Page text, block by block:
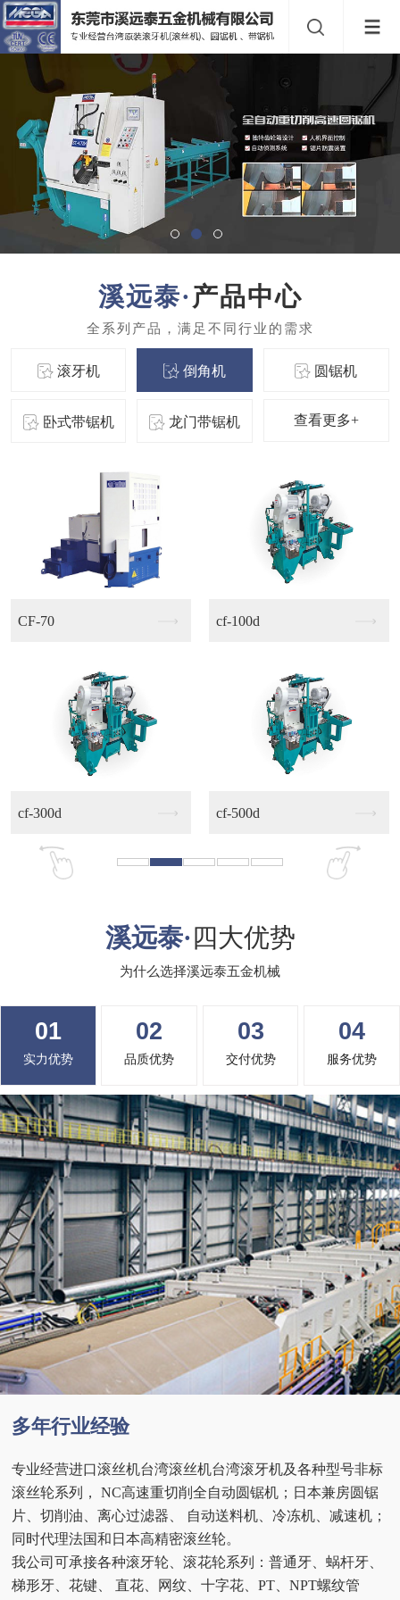
产品中心
滚牙机 倒角机 圆锯机
卧式带锯机 龙门带锯机 查看更多+
CS-75N
cs-120n
溪远泰·四大优势
为什么选择溪远泰五金机械
01
实力优势
02
品质优势
03
交付优势
04
服务优势
多年行业经验
专业经营进口滚丝机台湾滚丝机台湾滚牙机及各种型号非标
滚丝轮系列， NC高速重切削全自动圆锯机；日本兼房圆锯
片、切削油、离心过滤器、 自动送料机、冷冻机、减速机；
同时代理法国和日本高精密滚丝轮。
我公司可承接各种滚牙轮、滚花轮系列：普通牙、蜗杆牙、
梯形牙、花键、 直花、网纹、十字花、PT、NPT螺纹管